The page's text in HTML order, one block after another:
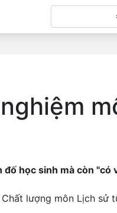
học sinh mà còn "có
lượng môn Lịch sử